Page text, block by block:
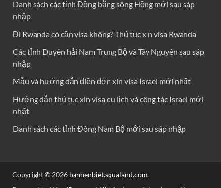
Danh sách các tỉnh Đồng bằng sông Hồng mới sau sáp
nhập
Đi Rwanda có cần visa không? Thủ tục xin visa Rwanda
Các tỉnh Duyên hải Nam Trung Bộ và Tây Nguyên sau sáp
nhập
Mẫu và hướng dẫn điền đơn xin visa Israel mới nhất
Hướng dẫn thủ tục xin visa du lịch và công tác Israel mới
nhất
Danh sách các tỉnh Đông Nam Bộ mới sau sáp nhập
Copyright © 2026 bannenbiet.squaland.com.